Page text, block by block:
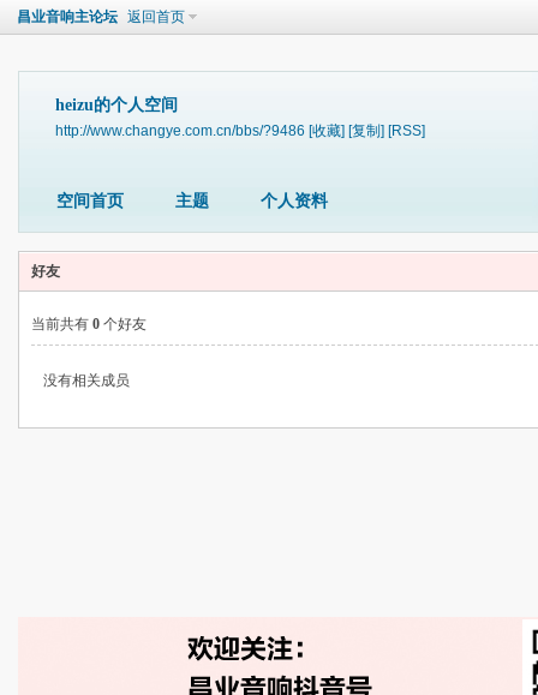
昌业音响主论坛 返回首页
heizu的个人空间
http://www.changye.com.cn/bbs/?9486 [收藏] [复制] [RSS]
空间首页 主题 个人资料
好友
当前共有 0 个好友
没有相关成员